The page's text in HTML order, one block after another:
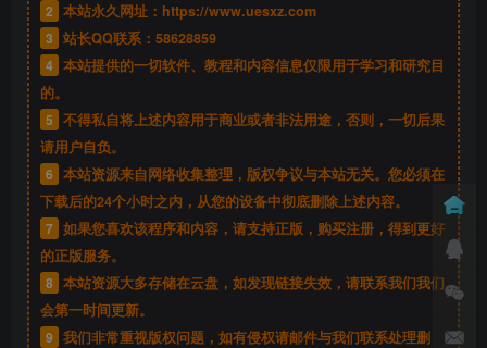
2 本站永久网址： https://www.uesxz.com
3 站长QQ联系： 58628859
4 本站提供的一切软件、教程和内容信息仅限用于学习和研究目
的。
5 不得私自将上述内容用于商业或者非法用途，否则，一切后果
请用户自负。
6 本站资源来自网络收集整理，版权争议与本站无关。您必须在
下载后的24个小时之内，从您的设备中彻底删除上述内容。
7 如果您喜欢该程序和内容，请支持正版，购买注册，得到更好
的正版服务。
8 本站资源大多存储在云盘，如发现链接失效，请联系我们我们
会第一时间更新。
9 我们非常重视版权问题，如有侵权请邮件与我们联系处理删